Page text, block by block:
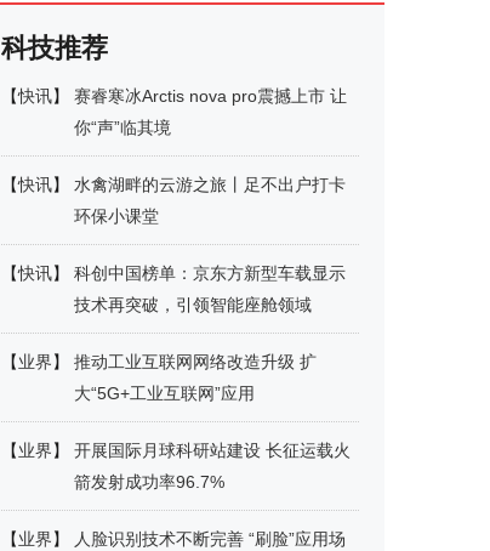
科技推荐
【快讯】
赛睿寒冰Arctis nova pro震撼上市 让
你“声”临其境
【快讯】
水禽湖畔的云游之旅丨足不出户打卡
环保小课堂
【快讯】
科创中国榜单：京东方新型车载显示
技术再突破，引领智能座舱领域
【业界】
推动工业互联网网络改造升级 扩
大“5G+工业互联网”应用
【业界】
开展国际月球科研站建设 长征运载火
箭发射成功率96.7%
【业界】
人脸识别技术不断完善 “刷脸”应用场